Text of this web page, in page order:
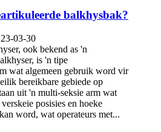
balkhysbak?
03-30
ook bekend as 'n
is 'n tipe
wat algemeen gebruik word vir
bereikbare gebiede op
​​uit 'n multi-seksie arm wat
posisies en hoeke
word, wat operateurs met...